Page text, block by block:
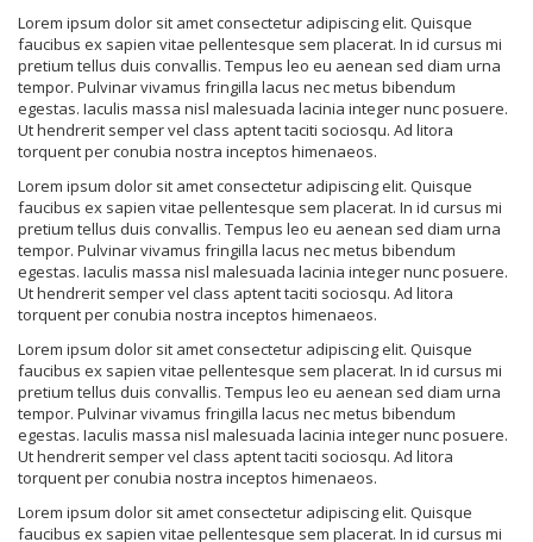
Lorem ipsum dolor sit amet consectetur adipiscing elit. Quisque
faucibus ex sapien vitae pellentesque sem placerat. In id cursus mi
pretium tellus duis convallis. Tempus leo eu aenean sed diam urna
tempor. Pulvinar vivamus fringilla lacus nec metus bibendum
egestas. Iaculis massa nisl malesuada lacinia integer nunc posuere.
Ut hendrerit semper vel class aptent taciti sociosqu. Ad litora
torquent per conubia nostra inceptos himenaeos.
Lorem ipsum dolor sit amet consectetur adipiscing elit. Quisque
faucibus ex sapien vitae pellentesque sem placerat. In id cursus mi
pretium tellus duis convallis. Tempus leo eu aenean sed diam urna
tempor. Pulvinar vivamus fringilla lacus nec metus bibendum
egestas. Iaculis massa nisl malesuada lacinia integer nunc posuere.
Ut hendrerit semper vel class aptent taciti sociosqu. Ad litora
torquent per conubia nostra inceptos himenaeos.
Lorem ipsum dolor sit amet consectetur adipiscing elit. Quisque
faucibus ex sapien vitae pellentesque sem placerat. In id cursus mi
pretium tellus duis convallis. Tempus leo eu aenean sed diam urna
tempor. Pulvinar vivamus fringilla lacus nec metus bibendum
egestas. Iaculis massa nisl malesuada lacinia integer nunc posuere.
Ut hendrerit semper vel class aptent taciti sociosqu. Ad litora
torquent per conubia nostra inceptos himenaeos.
Lorem ipsum dolor sit amet consectetur adipiscing elit. Quisque
faucibus ex sapien vitae pellentesque sem placerat. In id cursus mi